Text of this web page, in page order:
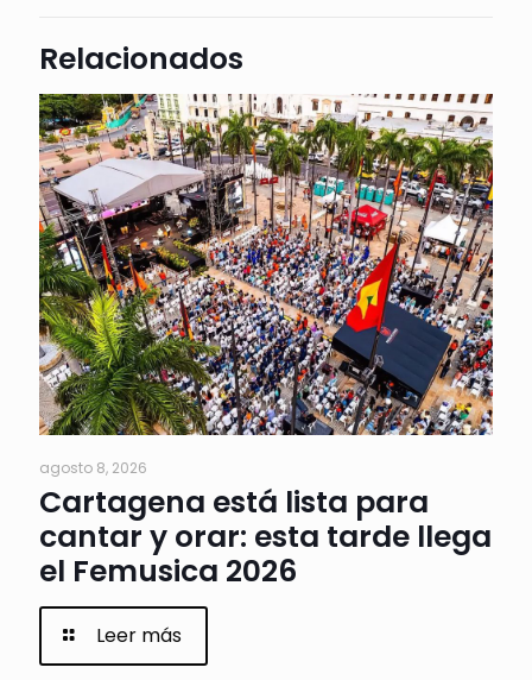
Relacionados
agosto 8, 2026
Cartagena está lista para
cantar y orar: esta tarde llega
el Femusica 2026
Leer más